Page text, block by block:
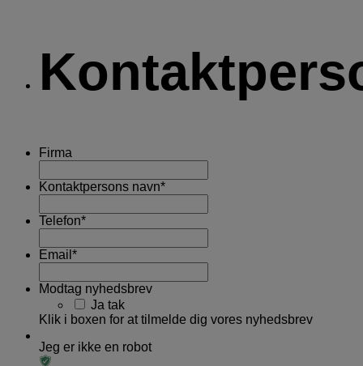
Firma
Kontaktpersons navn*
Telefon*
Email *
Modtag nyhedsbrev
Ja tak
Klik i boxen for at tilmelde dig vores nyhedsbrev
Jeg er ikke en robot